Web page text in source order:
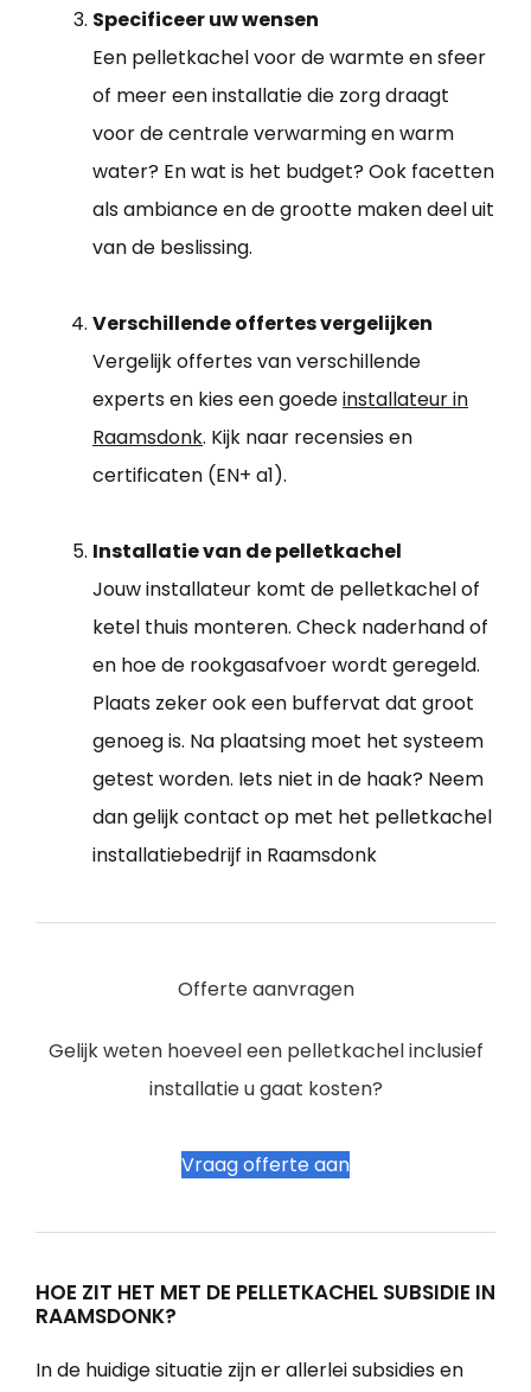
Specificeer uw wensen
Een pelletkachel voor de warmte en sfeer
of meer een installatie die zorg draagt
voor de centrale verwarming en warm
water? En wat is het budget? Ook facetten
als ambiance en de grootte maken deel uit
van de beslissing.
Verschillende offertes vergelijken
Vergelijk offertes van verschillende
experts en kies een goedeinstallateur in
Raamsdonk. Kijk naar recensies en
certificaten (EN+ a1).
Installatie van de pelletkachel
Jouw installateur komt de pelletkachel of
ketel thuis monteren. Check naderhand of
en hoe de rookgasafvoer wordt geregeld.
Plaats zeker ook een buffervat dat groot
genoeg is. Na plaatsing moet het systeem
getest worden. Iets niet in de haak? Neem
dan gelijk contact op met het pelletkachel
installatiebedrijf in Raamsdonk
Offerte aanvragen
Gelijk weten hoeveel een pelletkachel inclusief
installatie u gaat kosten?
Vraag offerte aan
HOE ZIT HET MET DE PELLETKACHEL SUBSIDIE IN
RAAMSDONK?
In de huidige situatie zijn er allerlei subsidies en